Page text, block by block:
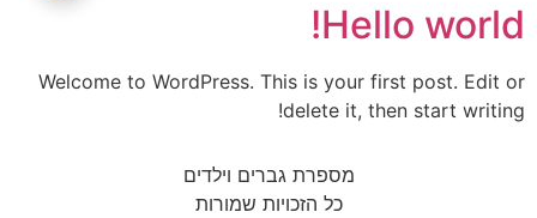
Hello world!
Welcome to WordPress. This is your first post. Edit or
delete it, then start writing!
מספרת גברים וילדים
כל הזכויות שמורות